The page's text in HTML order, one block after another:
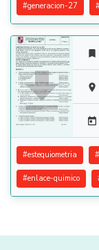
#generacion-27




#estequiometria #
#enlace-quimico